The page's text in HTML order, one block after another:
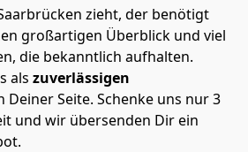
zieht, der benötigt
großartigen Überblick und viel
die bekanntlich aufhalten.
als zuverlässigen
Deiner Seite. Schenke uns nur3
und wir übersenden Dir ein